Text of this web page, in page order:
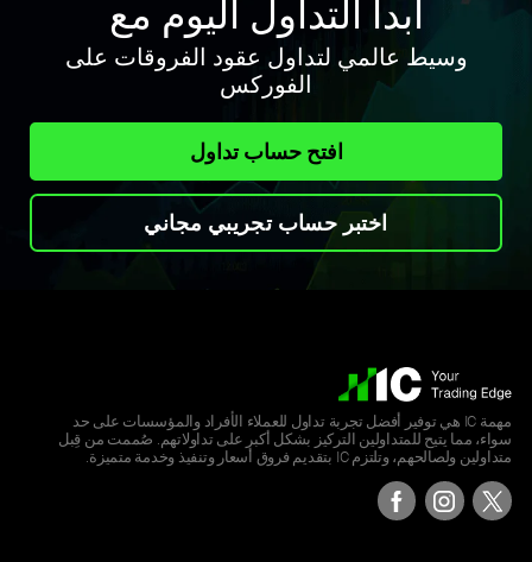
ابدأ التداول اليوم مع
وسيط عالمي لتداول عقود الفروقات على
الفوركس
افتح حساب تداول
اختبر حساب تجريبي مجاني
مهمة IC هي توفير أفضل تجربة تداول للعملاء الأفراد والمؤسسات على حد
سواء، مما يتيح للمتداولين التركيز بشكل أكبر على تداولاتهم. صُممت من قِبل
متداولين ولصالحهم، وتلتزم IC بتقديم فروق أسعار وتنفيذ وخدمة متميزة.